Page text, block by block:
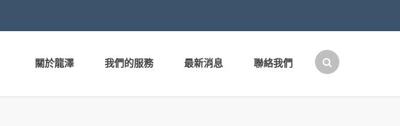
關於龍澤 我們的服務 最新消息 聯絡我們